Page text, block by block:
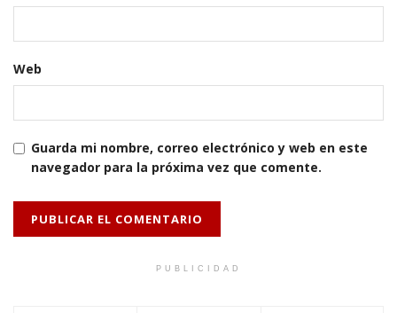
Web
Guarda mi nombre, correo electrónico y web en este
navegador para la próxima vez que comente.
PUBLICIDAD